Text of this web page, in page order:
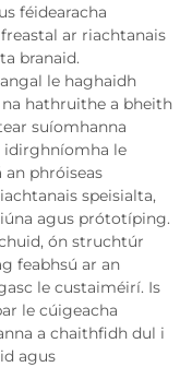
féidearacha
ar riachtanais
branaid.
le haghaidh
hathruithe a bheith
suíomhanna
idirghníomha le
phróiseas
speisialta,
agus prótotíping.
ón struchtúr
feabhsú ar an
le custaiméirí. Is
le cúigeacha
a chaithfidh dul i
agus